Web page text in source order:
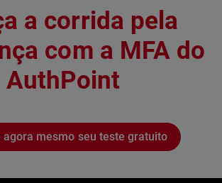
a corrida pela
com a MFA do
AuthPoint
agora mesmo seu teste gratuito